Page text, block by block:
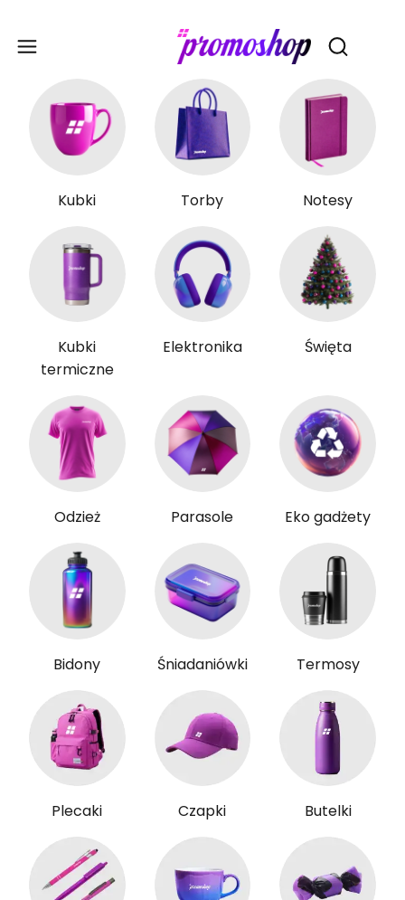
Otwórz
Kubki Torby Notesy
Kubki
termiczne
Elektronika Święta
Odzież Parasole Eko gadżety
Bidony Śniadaniówki Termosy
Plecaki Czapki Butelki